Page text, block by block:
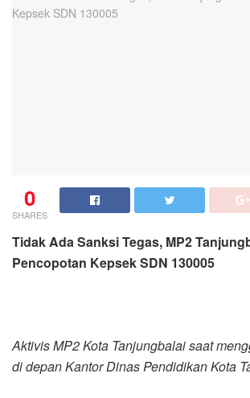
0
SHARES
Tidak Ada Sanksi Tegas, MP2
Pencopotan Kepsek SDN 130005
Aktivis MP2 Kota Tanjungbalai saat
di depan Kantor Dinas Pendidikan Kota